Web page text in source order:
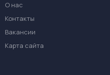
О нас
Контакты
Вакансии
Карта сайта